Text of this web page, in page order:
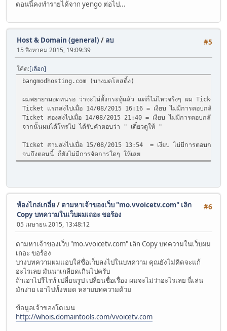
ตอนนี้คงทำรายได้จาก yengo ต่อไป...
#5
Host & Domain (general) / ลบ
15 สิงหาคม 2015, 19:09:39
โค้ด เลือก
bangmodhosting.com (บางมดโฮสติ้ง)
ผมพยายามอดทนรอ ว่าจะไม่ตั้งกระทู้แล้ว แต่ก็ไม่ไหวจริงๆ ผม Ticket ไ
Ticket แรกส่งไปเมื่อ 14/08/2015 16:16 = เงียบ ไม่มีการตอบกลับ
Ticket สองส่งไปเมื่อ 14/08/2015 21:40 = เงียบ ไม่มีการตอบกลับ
จากนั้นผมได้โทรไป ได้รับคำตอบว่า " เดี๋ยวดูให้ "
Ticket สามส่งไปเมื่อ 15/08/2015 13:54 = เงียบ ไม่มีการตอบกลับ
จนถึงตอนนี้ ก็ยังไม่มีการจัดการใดๆ ให้เลย
#6
ห้องไกล่เกลี่ย/ ตามหาเจ้าของเว็บ "mo.vvoicetv.com" เลิก
Copy บทความในเว็บผมเถอะ ขอร้อง
05 เมษายน 2015, 13:48:12
ตามหาเจ้าของเว็บ "mo.vvoicetv.com" เลิก Copy บทความในเว็บผม
เถอะ ขอร้อง
บางบทความผมแอบใส่ชื่อเว็บลงไปในบทความ คุณยังไม่คิดจะแก้
อะไรเลย มันน่าเกลียดเกินไปครับ
ถ้าเอาไปรีไรท์ เปลี่ยนรูป เปลี่ยนชื่อเรื่อง ผมจะไม่ว่าอะไรเลย นี่เล่น
มักง่าย เอาไปทั้งหมด หลายบทความด้วย
ข้อมูลเจ้าของโดเมน
http://whois.domaintools.com/vvoicetv.com